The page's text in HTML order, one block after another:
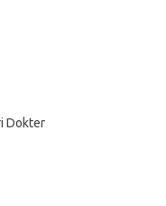
Dokter